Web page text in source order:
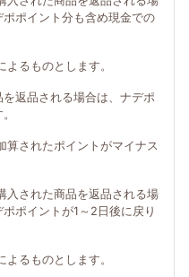
ポイント分も含め現金での
よるものとします。
返品される場合は、ナデポ
算されたポイントがマイナス
入された商品を返品される場
ポイントが1～2日後に戻り
よるものとします。